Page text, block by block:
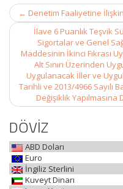
Post
navigation
← Denetim Faaliyetine
İlave 6 Puanlık Teşvik
Sigortalar ve Genel
Maddesinin İkinci Fıkrası
Alt Sınırı Üzerinden
Uygulanacak İller ve
Tarihli ve 2013/4966 Sayılı
Değişiklik Yapılmasına
DÖVİZ
ABD Doları
Euro
İngiliz Sterlini
Kuveyt Dinarı